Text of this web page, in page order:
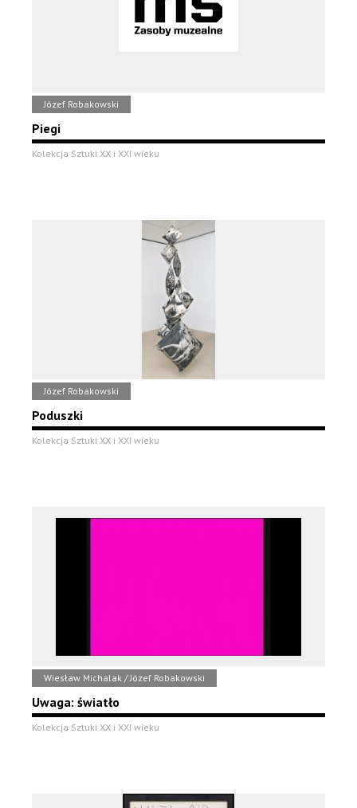
Józef Robakowski
Piegi
Kolekcja Sztuki XX i XXI wieku
Józef Robakowski
Poduszki
Kolekcja Sztuki XX i XXI wieku
Wiesław Michalak / Józef Robakowski
Uwaga: światło
Kolekcja Sztuki XX i XXI wieku